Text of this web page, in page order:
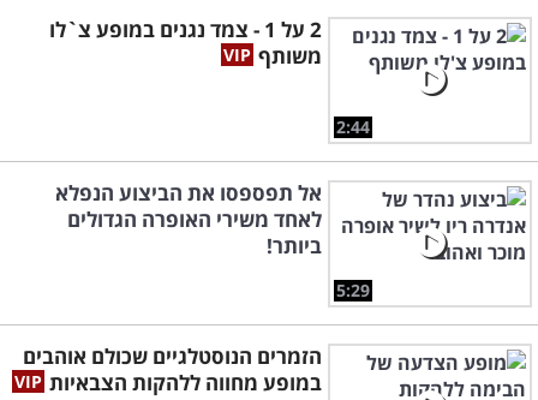
2:44
2 על 1 - צמד נגנים במופע צ`לו
משותף
5:29
אל תפספסו את הביצוע הנפלא
לאחד משירי האופרה הגדולים
ביותר!
הזמרים הנוסטלגיים שכולם אוהבים
במופע מחווה ללהקות הצבאיות